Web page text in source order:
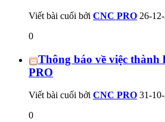
Viết bài cuối bởi CNC PRO 26-
0
Thông báo về việc thành
PRO
Viết bài cuối bởi CNC PRO 31-
0